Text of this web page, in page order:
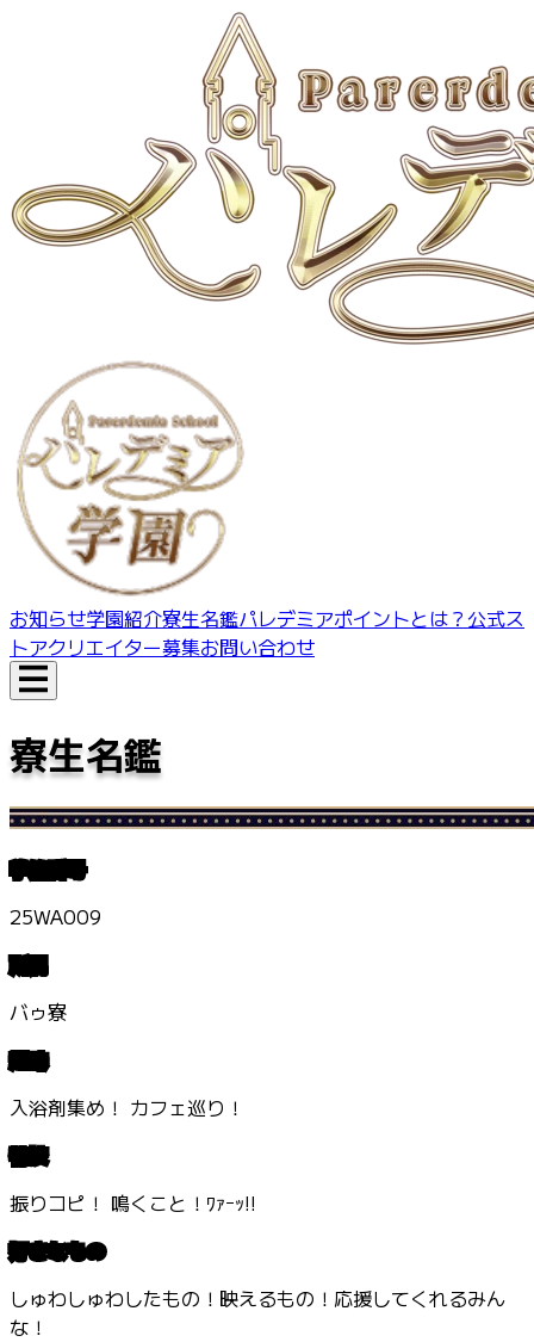
お知らせ学園紹介寮生名鑑パレデミアポイントとは？ 公式ス
トアクリエイター募集お問い合わせ
寮生名鑑
学籍番号
25WA009
所属
バゥ寮
趣味
入浴剤集め！ カフェ巡り！
特技
振りコピ！ 鳴くこと！ﾜｧｰｯ!!
好きなもの
しゅわしゅわしたもの！映えるもの！応援してくれるみん
な！